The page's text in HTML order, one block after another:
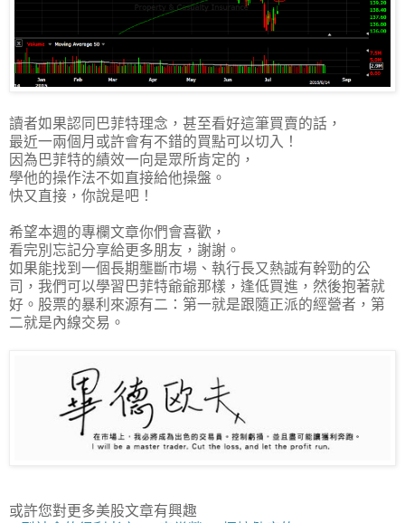
讀者如果認同巴菲特理念，甚至看好這筆買賣的話，
最近一兩個月或許會有不錯的買點可以切入！
因為巴菲特的績效一向是眾所肯定的，
學他的操作法不如直接給他操盤。
快又直接，你說是吧！
希望本週的專欄文章你們會喜歡，
看完別忘記分享給更多朋友，謝謝。
如果能找到一個長期壟斷市場、執行長又熱誠有幹勁的公
司，我們可以學習巴菲特爺爺那樣，逢低買進，然後抱著就
好。股票的暴利來源有二：第一就是跟隨正派的經營者，第
二就是內線交易。
或許您對更多美股文章有興趣